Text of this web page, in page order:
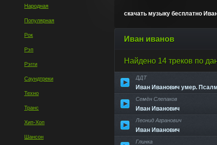
Народная
Популярная
Рок
Рэп
Рэгги
Саундтреки
Техно
Транс
Хип-Хоп
Шансон
скачать музыку бесплатно
Иван иванов
Найдено 14 треков по
ДДТ
Иван Иванович умер.
Семён Слепаков
Иван Иванович
Леонид Агранович
Иван Иванович
Глинка